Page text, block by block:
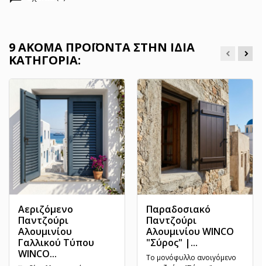
9 ΑΚΌΜΑ ΠΡΟΪΌΝΤΑ ΣΤΗΝ ΊΔΙΑ
ΚΑΤΗΓΟΡΊΑ:
Αεριζόμενο
Παντζούρι
Αλουμινίου
Γαλλικού Τύπου
WINCO...
Παραδοσιακό
Παντζούρι
Αλουμινίου WINCO
"Σύρος" |...
Το μονόφυλλο ανοιγόμενο